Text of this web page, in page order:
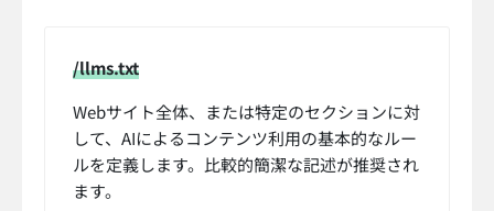
/llms.txt
Webサイト全体、または特定のセクションに対
して、AIによるコンテンツ利用の基本的なルー
ルを定義します。比較的簡潔な記述が推奨され
ます。